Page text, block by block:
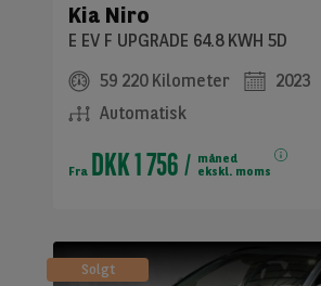
Kia Niro
E EV F UPGRADE 64.8 KWH 5D
59 220 Kilometer
2023
Automatisk
FraDKK 1 756
måned
ekskl. moms
Solgt